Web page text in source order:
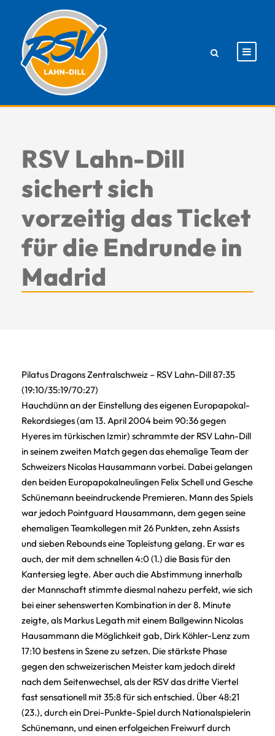
RSV Lahn-Dill
sichert sich
vorzeitig das Ticket
für die Endrunde in
Madrid
Pilatus Dragons Zentralschweiz – RSV Lahn-Dill 87:35
(19:10/35:19/70:27)
Hauchdünn an der Einstellung des eigenen Europapokal-
Rekordsieges (am 13. April 2004 beim 90:36 gegen
Hyeres im türkischen Izmir) schrammte der RSV Lahn-Dill
in seinem zweiten Match gegen das ehemalige Team der
Schweizers Nicolas Hausammann vorbei. Dabei gelangen
den beiden Europapokalneulingen Felix Schell und Gesche
Schünemann beeindruckende Premieren. Mann des Spiels
war jedoch Pointguard Hausammann, dem gegen seine
ehemaligen Teamkollegen mit 26 Punkten, zehn Assists
und sieben Rebounds eine Topleistung gelang. Er war es
auch, der mit dem schnellen 4:0 (1.) die Basis für den
Kantersieg legte. Aber auch die Abstimmung innerhalb
der Mannschaft stimmte diesmal nahezu perfekt, wie sich
bei einer sehenswerten Kombination in der 8. Minute
zeigte, als Markus Legath mit einem Ballgewinn Nicolas
Hausammann die Möglichkeit gab, Dirk Köhler-Lenz zum
17:10 bestens in Szene zu setzen. Die stärkste Phase
gegen den schweizerischen Meister kam jedoch direkt
nach dem Seitenwechsel, als der RSV das dritte Viertel
fast sensationell mit 35:8 für sich entschied. Über 48:21
(23.), durch ein Drei-Punkte-Spiel durch Nationalspielerin
Schünemann, und einen erfolgeichen Freiwurf durch